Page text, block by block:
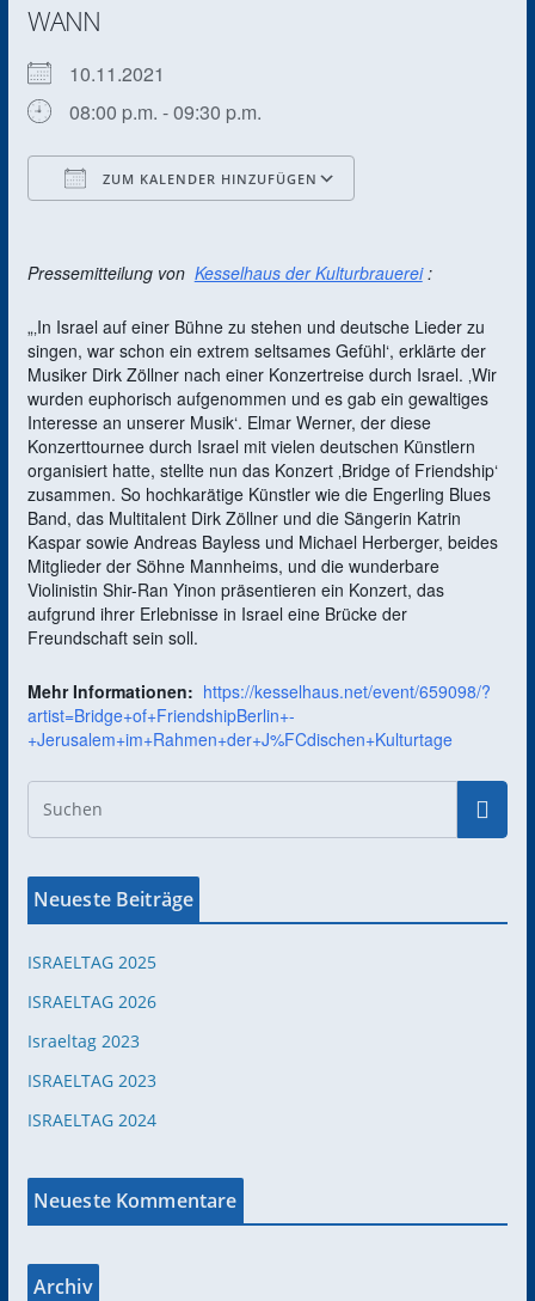
WANN
10.11.2021
08:00 p.m. - 09:30 p.m.
ZUM KALENDER HINZUFÜGEN
Pressemitteilung von Kesselhaus der Kulturbrauerei :
„‚In Israel auf einer Bühne zu stehen und deutsche Lieder zu
singen, war schon ein extrem seltsames Gefühl‘, erklärte der
Musiker Dirk Zöllner nach einer Konzertreise durch Israel. ‚Wir
wurden euphorisch aufgenommen und es gab ein gewaltiges
Interesse an unserer Musik‘. Elmar Werner, der diese
Konzerttournee durch Israel mit vielen deutschen Künstlern
organisiert hatte, stellte nun das Konzert ‚Bridge of Friendship‘
zusammen. So hochkarätige Künstler wie die Engerling Blues
Band, das Multitalent Dirk Zöllner und die Sängerin Katrin
Kaspar sowie Andreas Bayless und Michael Herberger, beides
Mitglieder der Söhne Mannheims, und die wunderbare
Violinistin Shir-Ran Yinon präsentieren ein Konzert, das
aufgrund ihrer Erlebnisse in Israel eine Brücke der
Freundschaft sein soll.
Mehr Informationen: https://kesselhaus.net/event/659098/?
artist=Bridge+of+FriendshipBerlin+-
+Jerusalem+im+Rahmen+der+J%FCdischen+Kulturtage
Neueste Beiträge
ISRAELTAG 2025
ISRAELTAG 2026
Israeltag 2023
ISRAELTAG 2023
ISRAELTAG 2024
Neueste Kommentare
Archiv